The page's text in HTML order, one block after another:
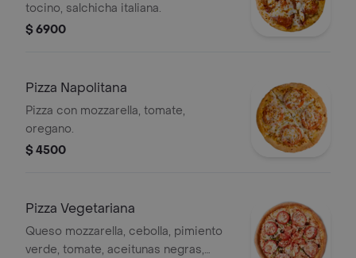
tocino, salchicha italiana.
$ 6900
Pizza Napolitana
Pizza con mozzarella, tomate,
oregano.
$ 4500
Pizza Vegetariana
Queso mozzarella, cebolla, pimiento
verde, tomate, aceitunas negras,